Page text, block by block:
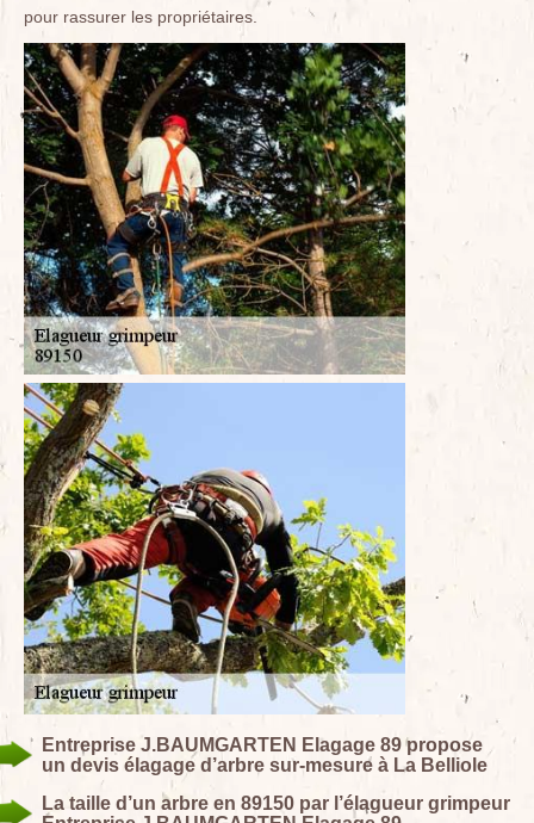
pour rassurer les propriétaires.
Entreprise J.BAUMGARTEN Elagage 89 propose
un devis élagage d’arbre sur-mesure à La Belliole
La taille d’un arbre en 89150 par l’élagueur grimpeur